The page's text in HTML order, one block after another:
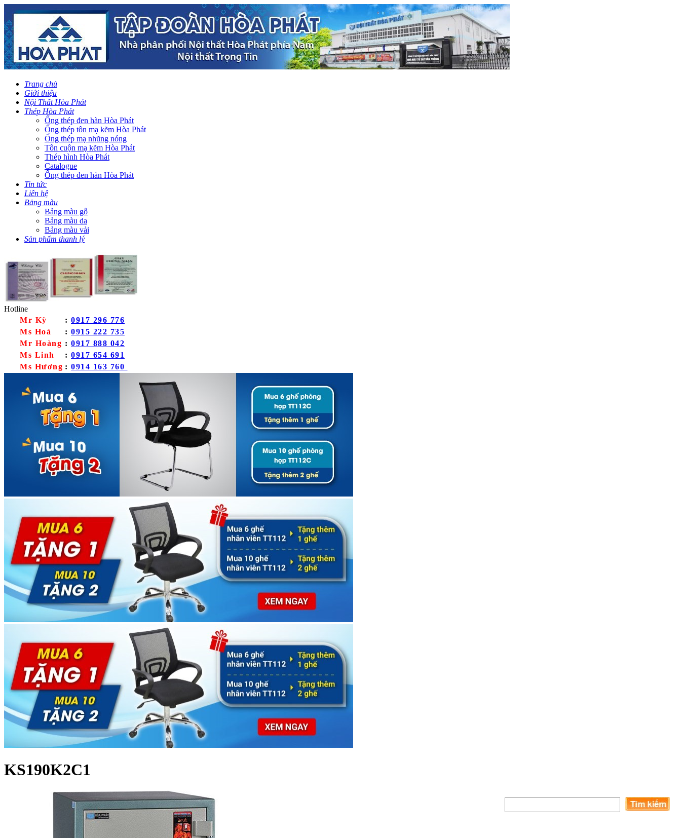
Trang chủ
Giới thiệu
Nội Thất Hòa Phát
Thép Hòa Phát
Ống thép đen hàn Hòa Phát
Ống thép tôn mạ kẽm Hòa Phát
Ống thép mạ nhũng nóng
Tôn cuộn mạ kẽm Hòa Phát
Thép hình Hòa Phát
Catalogue
Ống thép đen hàn Hòa Phát
Tin tức
Liên hệ
Bảng màu
Bảng màu gỗ
Bảng màu da
Bảng màu vải
Sản phẩm thanh lý
Hotline
Mr Kỳ
: 0917 296 776
Ms Hoà
: 0915 222 735
Mr Hoàng : 0917 888 042
Ms Linh
: 0917 654 691
Ms Hương : 0914 163 760
KS190K2C1